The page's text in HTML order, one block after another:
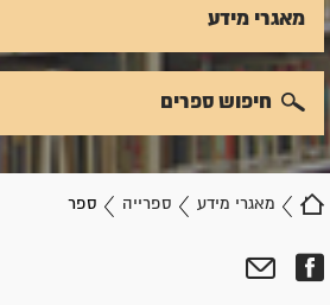
מאגרי מידע ספרייה ספר
מאגרי מידע
חיפוש ספרים